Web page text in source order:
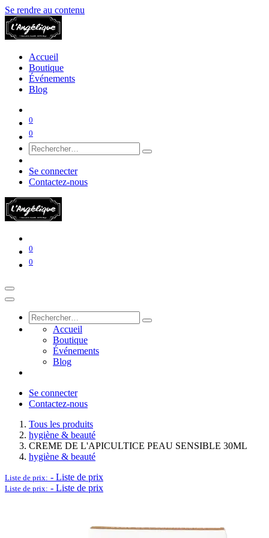
Se rendre au contenu
Accueil
Boutique
Événements
Blog
0
0
Se connecter
Contactez-nous
0
0
Accueil
Boutique
Événements
Blog
Se connecter
Contactez-nous
Tous les produits
hygiène & beauté
CREME DE L'APICULTICE PEAU SENSIBLE 30ML
hygiène & beauté
Liste de prix: - Liste de prix
Liste de prix: - Liste de prix